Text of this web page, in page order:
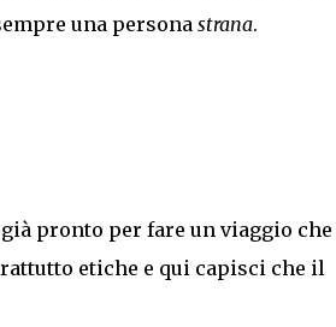
una persona strana.
pronto per fare un viaggio che
etiche e qui capisci che il